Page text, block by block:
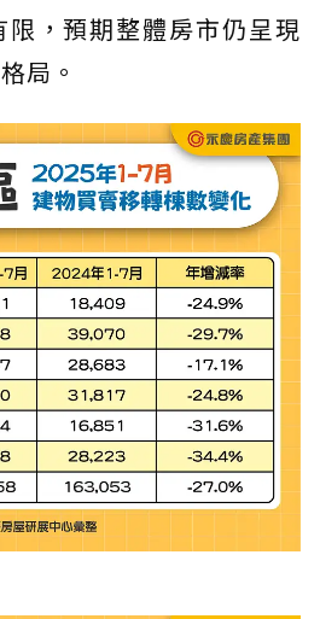
，預期整體房市仍呈現
局。